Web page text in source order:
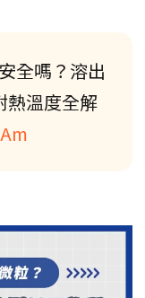
全嗎？溶出
熱溫度全解